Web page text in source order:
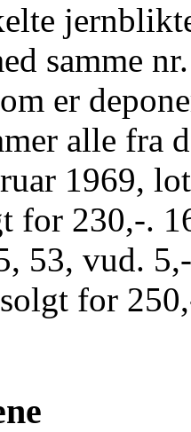
samme
er
alle fra
1969,
for 230,-.
53, vud.
for